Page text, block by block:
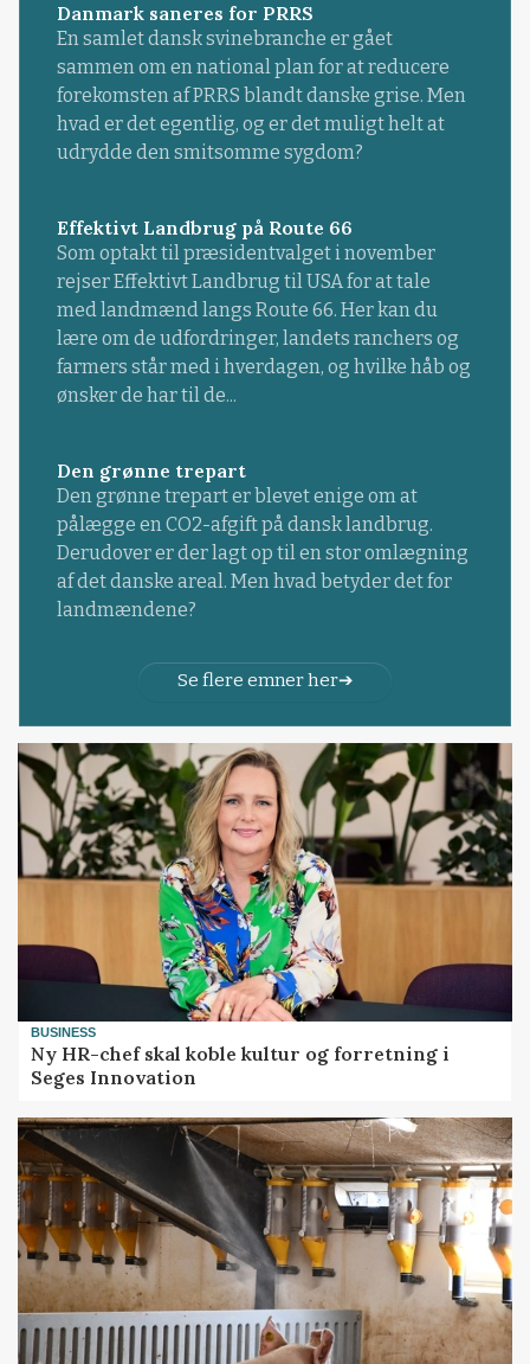
Danmark saneres for PRRS
En samlet dansk svinebranche er gået
sammen om en national plan for at reducere
forekomsten af PRRS blandt danske grise. Men
hvad er det egentlig, og er det muligt helt at
udrydde den smitsomme sygdom?
Effektivt Landbrug på Route 66
Som optakt til præsidentvalget i november
rejser Effektivt Landbrug til USA for at tale
med landmænd langs Route 66. Her kan du
lære om de udfordringer, landets ranchers og
farmers står med i hverdagen, og hvilke håb og
ønsker de har til de...
Den grønne trepart
Den grønne trepart er blevet enige om at
pålægge en CO2-afgift på dansk landbrug.
Derudover er der lagt op til en stor omlægning
af det danske areal. Men hvad betyder det for
landmændene?
Se flere emner her
BUSINESS
Ny HR-chef skal koble kultur og forretning i
Seges Innovation